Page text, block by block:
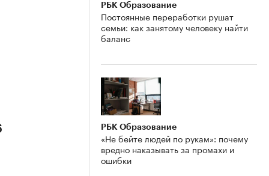
РБК Образование
Постоянные переработки рушат
семьи: как занятому человеку найти
баланс
РБК Образование
«Не бейте людей по рукам»: почему
вредно наказывать за промахи и
ошибки